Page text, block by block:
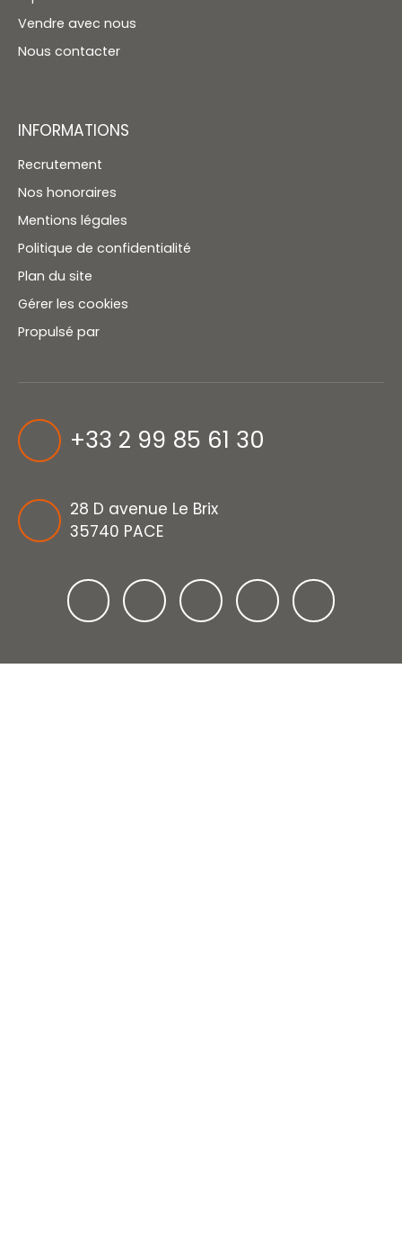
Vendre avec nous
Nous contacter
INFORMATIONS
Recrutement
Nos honoraires
Mentions légales
Politique de confidentialité
Plan du site
Gérer les cookies
Propulsé par
+33 2 99 85 61 30
28 D avenue Le Brix
35740 PACE